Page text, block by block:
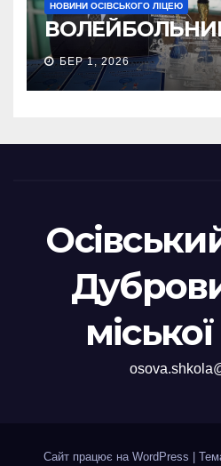
НОВИНИ ОСІВСЬКОГО ЛІЦЕЮ
БЕР 1, 2026
Сайт працює на WordPress